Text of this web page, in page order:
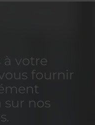
à votre
fournir
nos